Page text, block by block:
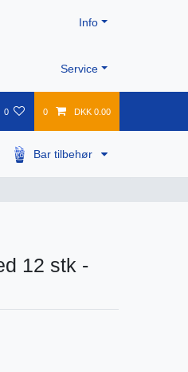
Info
Service
0 0 DKK 0.00
Bar tilbehør
12 stk -